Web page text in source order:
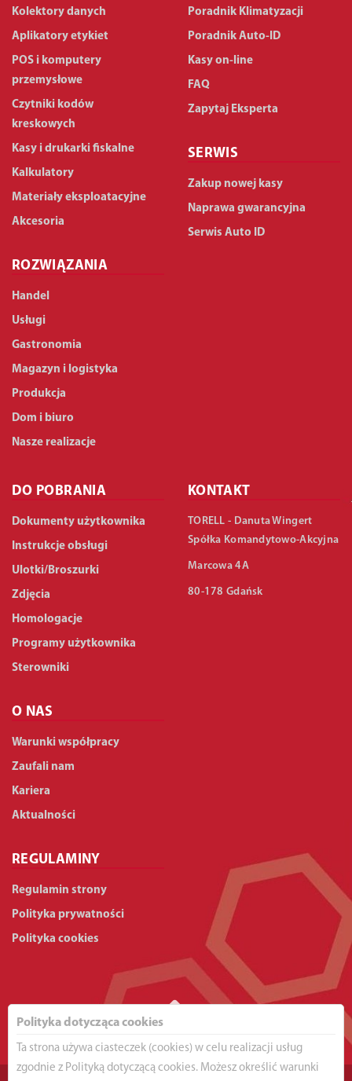
Kolektory danych
Aplikatory etykiet
POS i komputery
przemysłowe
Czytniki kodów
kreskowych
Kasy i drukarki fiskalne
Kalkulatory
Materiały eksploatacyjne
Akcesoria
ROZWIĄZANIA
Handel
Usługi
Gastronomia
Magazyn i logistyka
Produkcja
Dom i biuro
Nasze realizacje
Poradnik Klimatyzacji
Poradnik Auto-ID
Kasy on-line
FAQ
Zapytaj Eksperta
SERWIS
Zakup nowej kasy
Naprawa gwarancyjna
Serwis Auto ID
DO POBRANIA
Dokumenty użytkownika
Instrukcje obsługi
Ulotki/Broszurki
Zdjęcia
Homologacje
Programy użytkownika
Sterowniki
O NAS
Warunki współpracy
Zaufali nam
Kariera
Aktualności
REGULAMINY
Regulamin strony
Polityka prywatności
Polityka cookies
KONTAKT
TORELL - Danuta Wingert
Spółka Komandytowo-Akcyjna
Marcowa 4A
80-178 Gdańsk
Polityka dotycząca cookies
Ta strona używa ciasteczek (cookies) w celu realizacji usług
zgodnie z Polityką dotyczącą cookies. Możesz określić warunki